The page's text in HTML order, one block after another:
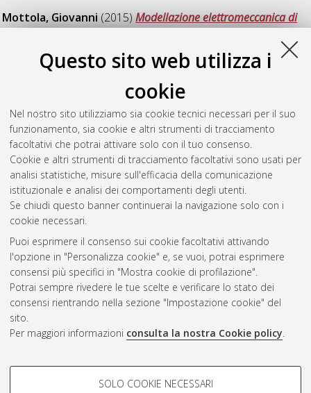
Questo sito web utilizza i
cookie
Nel nostro sito utilizziamo sia cookie tecnici necessari per il suo
funzionamento, sia cookie e altri strumenti di tracciamento
facoltativi che potrai attivare solo con il tuo consenso.
Cookie e altri strumenti di tracciamento facoltativi sono usati per
analisi statistiche, misure sull'efficacia della comunicazione
istituzionale e analisi dei comportamenti degli utenti.
Se chiudi questo banner continuerai la navigazione solo con i
cookie necessari.
Puoi esprimere il consenso sui cookie facoltativi attivando
l'opzione in "Personalizza cookie" e, se vuoi, potrai esprimere
consensi più specifici in "Mostra cookie di profilazione".
Potrai sempre rivedere le tue scelte e verificare lo stato dei
consensi rientrando nella sezione "Impostazione cookie" del
sito.
Per maggiori informazioni consulta la nostra Cookie policy.
COOKIE DI PROFILAZIONE -
SOLO COOKIE NECESSARI
Mottola, Giovanni(2015)Modellazione elettromeccanica di
una macchina automatica opercolatrice.[Laurea magistrale],
Ingegneria meccanica
[LM-DM270]
(2015)Analisi termofluidodinamica per lo
magistrale], Università di Bologna, Corso di Studio in
Ingegneria meccanica [LM-DM270], Documento ad accesso
riservato.
Questa lista e' stata generata ilSat Aug 8 20:37:39 2026
CEST
Atom
Rss 1.0
Rss 2.0
AMS Laurea
Impostazioni Cookie
Informativa sulla privacy